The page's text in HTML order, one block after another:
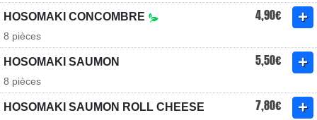
HOSOMAKI CONCOMBRE 4,90€
8 pièces
HOSOMAKI SAUMON 5,50€
8 pièces
HOSOMAKI SAUMON ROLL CHEESE 7,80€